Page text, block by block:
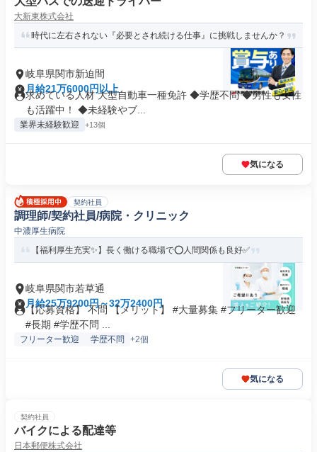
大新東株式会社
時代に左右されない『必要とされ続ける仕事』に挑戦しませんか？
岐阜県関市新迫間
月給21万6000円以上
求めている人材 大型自動車一種免許 ◆学歴不問 ◆男性も女性
も活躍中！ ◆未経験やブ...
業界未経験歓迎 +13個
気になる
契約社員
調理師/契約社員/病院・クリニック
中濃厚生病院
【福利厚生充実✨】長く働ける職場で⭕️人間関係も良好✅️
岐阜県関市若草通
月給25万9200円～32万2400円
【応募資格】 不問 【メリット】 #大量募集 #フリーター歓迎
#長期 #学歴不問 ...
フリーター歓迎 学歴不問 +2個
気になる
契約社員
バイクによる配達等
日本郵便株式会社